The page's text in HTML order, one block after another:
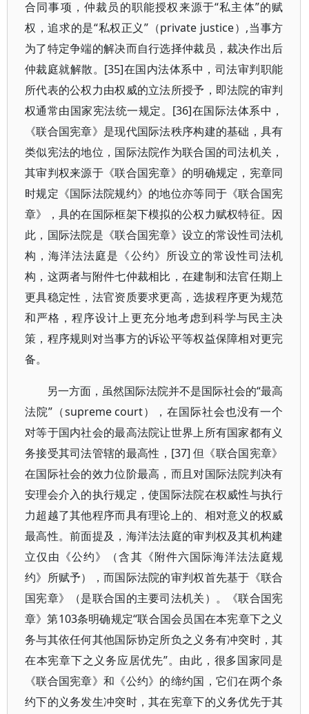
合同事项，仲裁员的职能授权来源于“私主体”的赋
权，追求的是“私权正义”（private justice）,当事方
为了特定争端的解决而自行选择仲裁员，裁决作出后
仲裁庭就解散。[35]在国内法体系中，司法审判职能
所代表的公权力由权威的立法所授予，即法院的审判
权通常由国家宪法统一规定。[36]在国际法体系中，
《联合国宪章》是现代国际法秩序构建的基础，具有
类似宪法的地位，国际法院作为联合国的司法机关，
其审判权来源于《联合国宪章》的明确规定，宪章同
时规定《国际法院规约》的地位亦等同于《联合国宪
章》，具的在国际框架下模拟的公权力赋权特征。因
此，国际法院是《联合国宪章》设立的常设性司法机
构，海洋法法庭是《公约》所设立的常设性司法机
构，这两者与附件七仲裁相比，在建制和法官任期上
更具稳定性，法官资质要求更高，选拔程序更为规范
和严格，程序设计上更充分地考虑到科学与民主决
策，程序规则对当事方的诉讼平等权益保障相对更完
备。
另一方面，虽然国际法院并不是国际社会的“最高
法院”（supreme court），在国际社会也没有一个
对等于国内社会的最高法院让世界上所有国家都有义
务接受其司法管辖的最高性，[37] 但《联合国宪章》
在国际社会的效力位阶最高，而且对国际法院判决有
安理会介入的执行规定，使国际法院在权威性与执行
力超越了其他程序而具有理论上的、相对意义的权威
最高性。前面提及，海洋法法庭的审判权及其机构建
立仅由《公约》（含其《附件六国际海洋法法庭规
约》所赋予），而国际法院的审判权首先基于《联合
国宪章》（是联合国的主要司法机关）。《联合国宪
章》第103条明确规定“联合国会员国在本宪章下之义
务与其依任何其他国际协定所负之义务有冲突时，其
在本宪章下之义务应居优先”。由此，很多国家同是
《联合国宪章》和《公约》的缔约国，它们在两个条
约下的义务发生冲突时，其在宪章下的义务优先于其